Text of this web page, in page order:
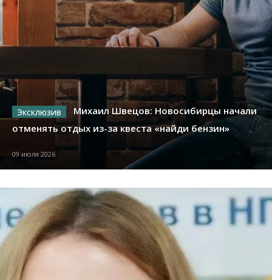
Михаил Швецов: Новосибирцы начали
отменять отдых из-за квеста «найди бензин»
09 июля 2026